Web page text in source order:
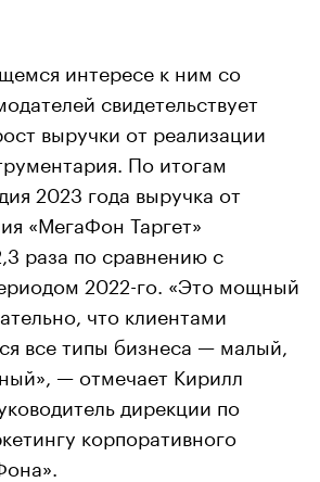
интересе к ним со
свидетельствует
выручки от реализации
По итогам
2023 года выручка от
«МегаФон Таргет»
раза по сравнению с
2022-го. «Это мощный
что клиентами
все типы бизнеса — малый,
— отмечает Кирилл
дирекции по
корпоративного